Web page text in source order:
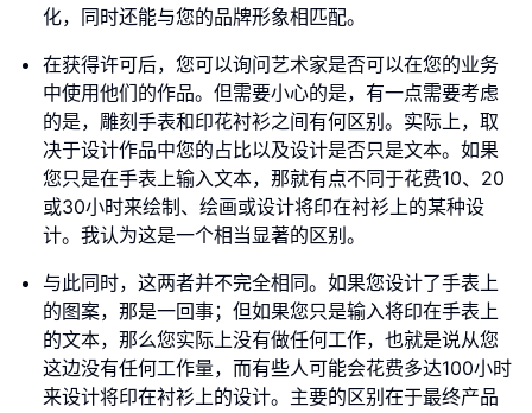
化，同时还能与您的品牌形象相匹配。
在获得许可后，您可以询问艺术家是否可以在您的业务
中使用他们的作品。但需要小心的是，有一点需要考虑
的是，雕刻手表和印花衬衫之间有何区别。实际上，取
决于设计作品中您的占比以及设计是否只是文本。如果
您只是在手表上输入文本，那就有点不同于花费10、20
或30小时来绘制、绘画或设计将印在衬衫上的某种设
计。我认为这是一个相当显著的区别。
与此同时，这两者并不完全相同。如果您设计了手表上
的图案，那是一回事；但如果您只是输入将印在手表上
的文本，那么您实际上没有做任何工作，也就是说从您
这边没有任何工作量，而有些人可能会花费多达100小时
来设计将印在衬衫上的设计。主要的区别在于最终产品